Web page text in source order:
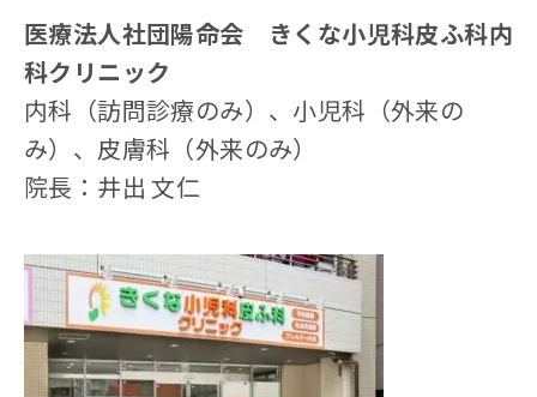
医療法人社団陽命会 きくな小児科皮ふ科内
科クリニック
内科（訪問診療のみ）、小児科（外来の
み）、皮膚科（外来のみ）
院長：井出 文仁